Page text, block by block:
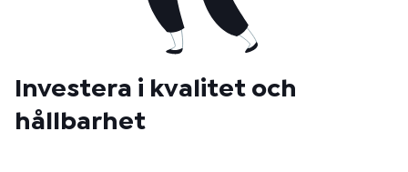
Investera i kvalitet och
hållbarhet